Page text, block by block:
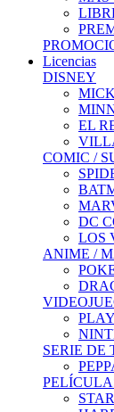
Licencias
DISNEY
EL
COMIC /
DC
LOS
ANIME /
SERIE DE